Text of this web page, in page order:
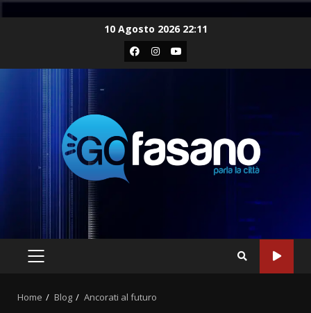
10 Agosto 2026 22:11
Facebook
Instagram
Youtube
PRIMARY
Home Blog Ancorati al futuro